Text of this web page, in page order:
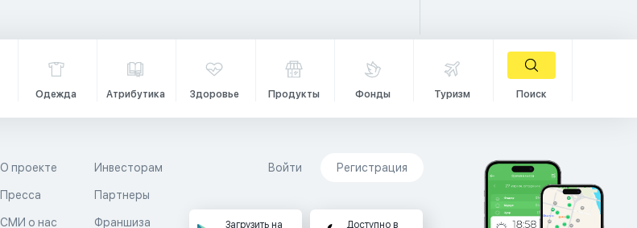
Одежда Атрибутика Здоровье Продукты Фонды Туризм Поиск
О проекте
Пресса
СМИ о нас
Инвесторам
Партнеры
Франшиза
Войти Регистрация
Загрузить на Доступно в